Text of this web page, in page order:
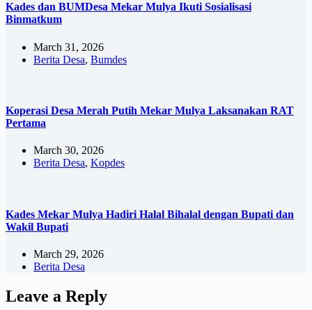
Kades dan BUMDesa Mekar Mulya Ikuti Sosialisasi
Binmatkum
March 31, 2026
Berita Desa, Bumdes
Koperasi Desa Merah Putih Mekar Mulya Laksanakan RAT
Pertama
March 30, 2026
Berita Desa, Kopdes
Kades Mekar Mulya Hadiri Halal Bihalal dengan Bupati dan
Wakil Bupati
March 29, 2026
Berita Desa
Leave a Reply